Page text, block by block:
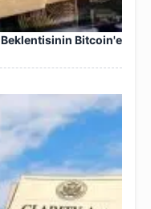
Beklentisinin Bitcoin'e